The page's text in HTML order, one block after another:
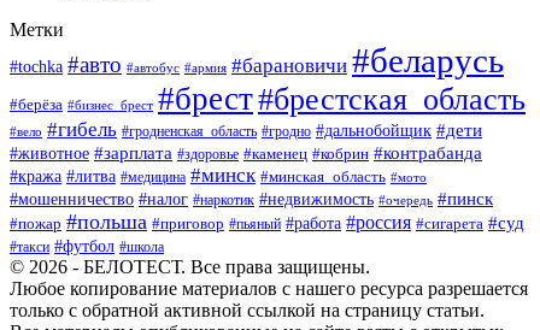
Метки
#tochka #авто #автобус #армия #барановичи #беларусь
#берёза #бизнес_брест #брест#брестская_область
#вело #гибель #гродненская_область #гродно #дальнобойщик #дети
#животное #зарплата #здоровье #каменец #кобрин #контрабанда
#кража #литва #медицина #минск #минская_область #мото
#мошенничество #налог #наркотик #недвижимость #очередь #пинск
#пожар #польша #приговор #пьяный #работа #россия #сигарета #суд
#такси #футбол #школа
© 2026 - БЕЛОТЕСТ. Все права защищены.
Любое копирование материалов с нашего ресурса разрешается
только с обратной активной ссылкой на страницу статьи.